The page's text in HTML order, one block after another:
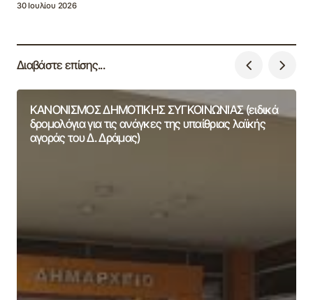
30 Ιουλίου 2026
Διαβάστε επίσης...
ΚΑΝΟΝΙΣΜΟΣ ΔΗΜΟΤΙΚΗΣ ΣΥΓΚΟΙΝΩΝΙΑΣ (ειδικά
δρομολόγια για τις ανάγκες της υπαίθριας λαϊκής
αγοράς του Δ. Δράμας)